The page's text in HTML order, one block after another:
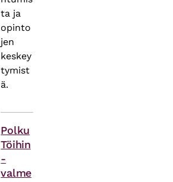
ta ja
opinto
jen
keskey
tymist
ä.
Polku
Töihin
-
valme